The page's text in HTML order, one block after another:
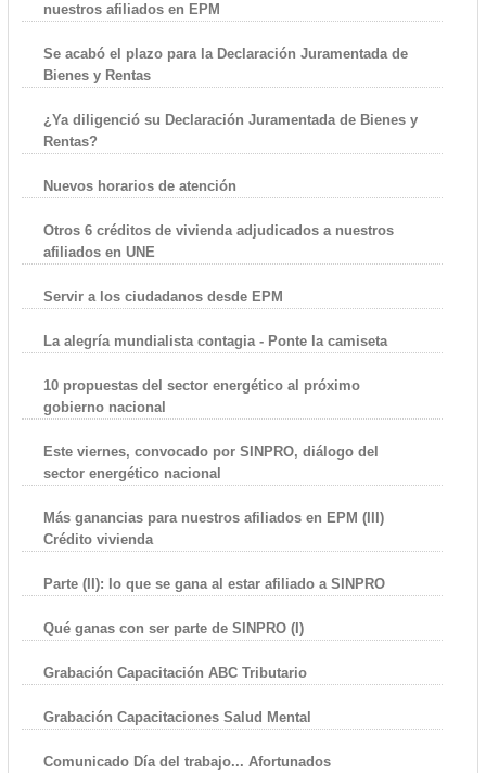
nuestros afiliados en EPM
Se acabó el plazo para la Declaración Juramentada de
Bienes y Rentas
¿Ya diligenció su Declaración Juramentada de Bienes y
Rentas?
Nuevos horarios de atención
Otros 6 créditos de vivienda adjudicados a nuestros
afiliados en UNE
Servir a los ciudadanos desde EPM
La alegría mundialista contagia - Ponte la camiseta
10 propuestas del sector energético al próximo
gobierno nacional
Este viernes, convocado por SINPRO, diálogo del
sector energético nacional
Más ganancias para nuestros afiliados en EPM (III)
Crédito vivienda
Parte (II): lo que se gana al estar afiliado a SINPRO
Qué ganas con ser parte de SINPRO (I)
Grabación Capacitación ABC Tributario
Grabación Capacitaciones Salud Mental
Comunicado Día del trabajo... Afortunados